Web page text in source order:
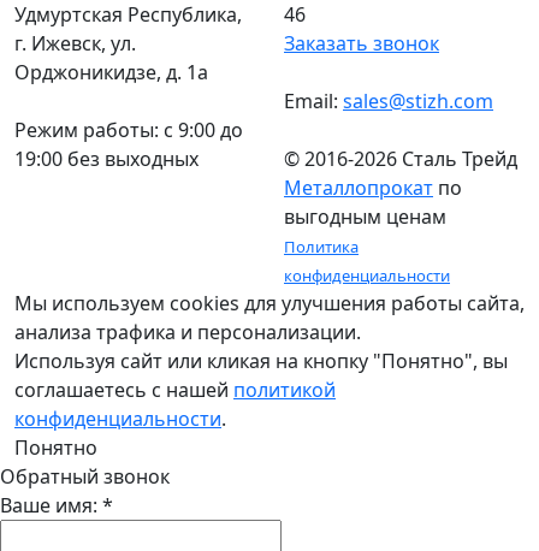
Удмуртская Республика,
г. Ижевск, ул.
Орджоникидзе, д. 1а
Режим работы: c 9:00 до
19:00 без выходных
46
Заказать звонок
Email: sales@stizh.com
© 2016-2026 Сталь Трейд
Металлопрокат по
выгодным ценам
Политика
конфиденциальности
Мы используем cookies для улучшения работы сайта,
анализа трафика и персонализации.
Используя сайт или кликая на кнопку "Понятно", вы
соглашаетесь с нашей политикой
конфиденциальности.
Понятно
Обратный звонок
Ваше имя: *